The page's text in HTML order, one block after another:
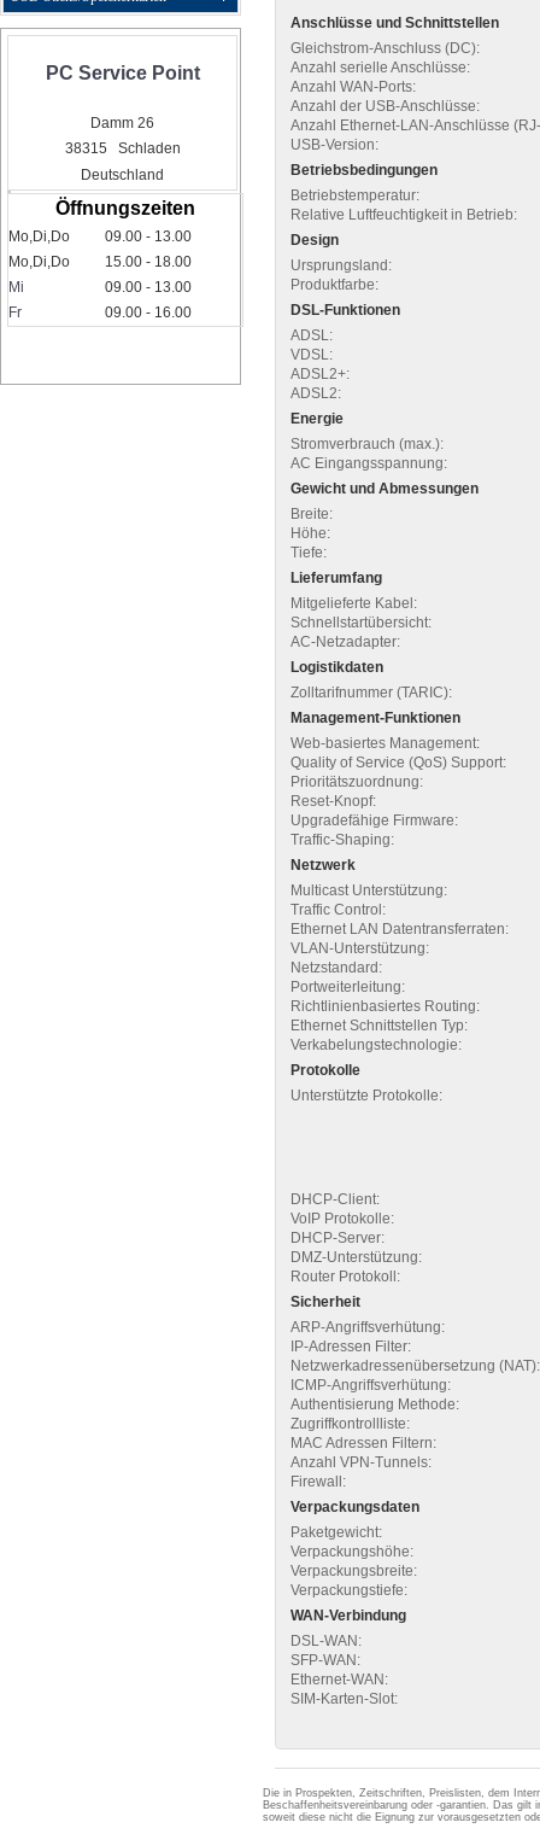
PC Service Point
Damm 26
38315 Schladen
Deutschland
Öffnungszeiten
Mo,Di,Do
09.00 - 13.00
Mo,Di,Do
15.00 - 18.00
Mi
09.00 - 13.00
Fr
09.00 - 16.00
Anschlüsse und Schnittstellen
Gleichstrom-Anschluss (DC):
Anzahl serielle Anschlüsse:
Anzahl WAN-Ports:
Anzahl der USB-Anschlüsse:
Anzahl Ethernet-LAN-Anschlüsse
USB-Version:
Betriebsbedingungen
Betriebstemperatur:
Relative Luftfeuchtigkeit in Betrieb:
Design
Ursprungsland:
Produktfarbe:
DSL-Funktionen
ADSL:
VDSL:
ADSL2+:
ADSL2:
Energie
Stromverbrauch (max.):
AC Eingangsspannung:
Gewicht und Abmessungen
Breite:
Höhe:
Tiefe:
Lieferumfang
Mitgelieferte Kabel:
Schnellstartübersicht:
AC-Netzadapter:
Logistikdaten
Zolltarifnummer (TARIC):
Management-Funktionen
Web-basiertes Management:
Quality of Service (QoS) Support:
Prioritätszuordnung:
Reset-Knopf:
Upgradefähige Firmware:
Traffic-Shaping:
Netzwerk
Multicast Unterstützung:
Traffic Control:
Ethernet LAN Datentransferraten:
VLAN-Unterstützung:
Netzstandard:
Portweiterleitung:
Richtlinienbasiertes Routing:
Ethernet Schnittstellen Typ:
Verkabelungstechnologie:
Protokolle
Unterstützte Protokolle:
DHCP-Client:
VoIP Protokolle:
DHCP-Server:
DMZ-Unterstützung:
Router Protokoll:
Sicherheit
ARP-Angriffsverhütung:
IP-Adressen Filter:
Netzwerkadressenübersetzung (NAT):
ICMP-Angriffsverhütung:
Authentisierung Methode:
Zugriffkontrollliste:
MAC Adressen Filtern:
Anzahl VPN-Tunnels:
Firewall:
Verpackungsdaten
Paketgewicht:
Verpackungshöhe:
Verpackungsbreite:
Verpackungstiefe:
WAN-Verbindung
DSL-WAN:
SFP-WAN:
Ethernet-WAN:
SIM-Karten-Slot:
Die in Prospekten, Zeitschriften, Preislisten, dem
Beschaffenheitsvereinbarung oder -garantien. Das
soweit diese nicht die Eignung zur vorausgesetzten